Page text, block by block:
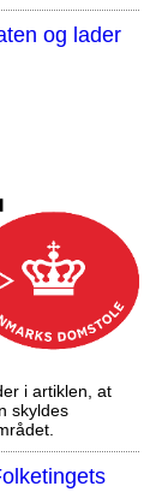
og lader
i artiklen, at
skyldes